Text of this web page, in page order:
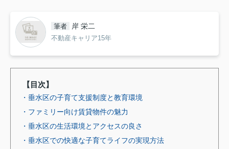
筆者 岸 栄二
不動産キャリア15年
【目次】
・垂水区の子育て支援制度と教育環境
・ファミリー向け賃貸物件の魅力
・垂水区の生活環境とアクセスの良さ
・垂水区での快適な子育てライフの実現方法